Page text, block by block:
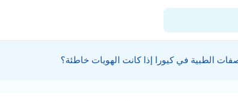
الطبية في كيورا إذا كانت الهويات خاطئة؟